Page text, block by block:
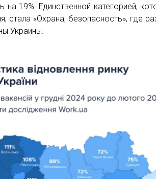
на 19%. Единственной категорией,
стала «Охрана, безопасность», где
Украины.